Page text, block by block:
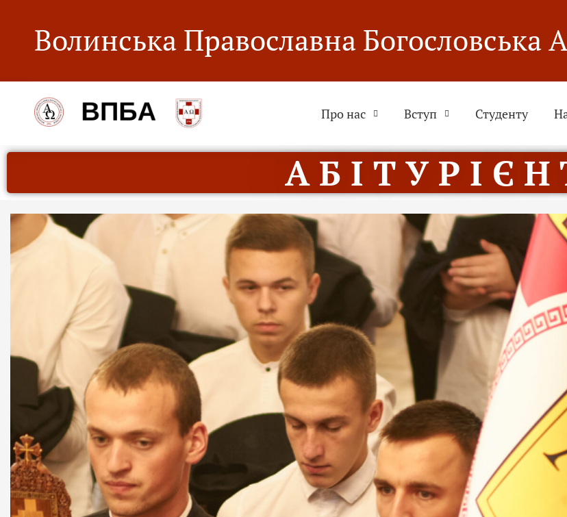
Волинська Православна Богословська
Про нас Вступ Студенту
А Б І Т У Р І Є Н